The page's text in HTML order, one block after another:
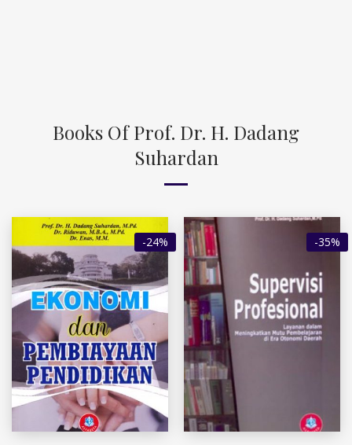
Books Of Prof. Dr. H. Dadang
Suhardan
-24% -35%